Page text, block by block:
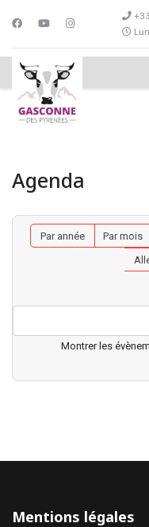
Agenda
Par année Par mois
Montrer les
Mentions légales